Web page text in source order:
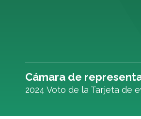
Cámara de
2024 Voto de la Tarjeta de